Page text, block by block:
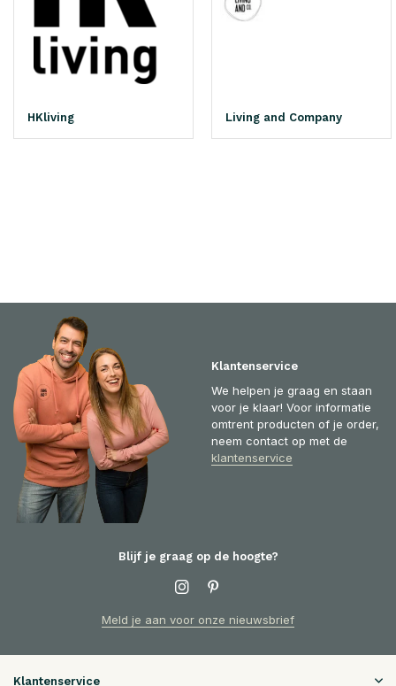
HKliving Living and Company
Klantenservice
We helpen je graag en staan
voor je klaar! Voor informatie
omtrent producten of je order,
neem contact op met de
klantenservice
Blijf je graag op de hoogte?
Meld je aan voor onze nieuwsbrief
Klantenservice